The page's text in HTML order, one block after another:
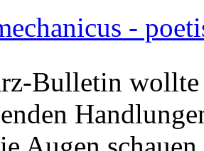
-
Bulletin